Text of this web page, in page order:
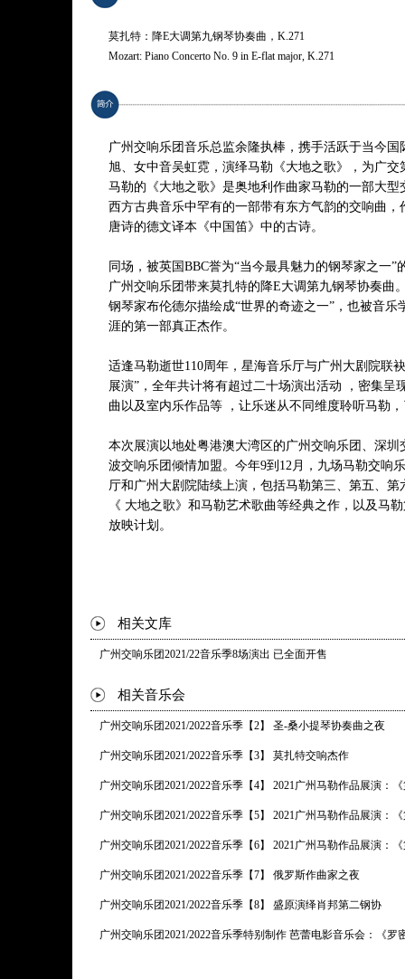
演奏： 广州交响乐团
莫扎特：降E大调第九钢琴协奏曲，K.271
Mozart: Piano Concerto No. 9 in E-flat major, K.271
马勒：《大地之歌》
Mahler: Das Lied von der Erde
* 曲目以演出现场为准
广州交响乐团音乐总监余隆执棒，携手活跃于当今
旭、女中音吴虹霓，演绎马勒《大地之歌》，为广交
马勒的《大地之歌》是奥地利作曲家马勒的一部大
西方古典音乐中罕有的一部带有东方气韵的交响曲
唐诗的德文译本《中国笛》中的古诗。
同场，被英国BBC誉为“当今最具魅力的钢琴家之一”
广州交响乐团带来莫扎特的降E大调第九钢琴协奏曲
钢琴家布伦德尔描绘成“世界的奇迹之一”，也被音乐
涯的第一部真正杰作。
适逢马勒逝世110周年，星海音乐厅与广州大剧院联
展演”，全年共计将有超过二十场演出活动 ，密集呈
曲以及室内乐作品等 ，让乐迷从不同维度聆听马勒
本次展演以地处粤港澳大湾区的广州交响乐团、深
波交响乐团倾情加盟。今年9到12月，九场马勒交响
厅和广州大剧院陆续上演，包括马勒第三、第五、
《 大地之歌》和马勒艺术歌曲等经典之作，以及马
放映计划。
相关文库
广州交响乐团2021/22音乐季8场演出 已全面开售
相关音乐会
广州交响乐团2021/2022音乐季【2】 圣-桑小提琴协奏曲之夜
广州交响乐团2021/2022音乐季【3】 莫扎特交响杰作
广州交响乐团2021/2022音乐季【4】 2021广州马勒作品展演：
广州交响乐团2021/2022音乐季【5】 2021广州马勒作品展演：
广州交响乐团2021/2022音乐季【6】 2021广州马勒作品展演：
广州交响乐团2021/2022音乐季【7】 俄罗斯作曲家之夜
广州交响乐团2021/2022音乐季【8】 盛原演绎肖邦第二钢协
广州交响乐团2021/2022音乐季特别制作 芭蕾电影音乐会：《罗